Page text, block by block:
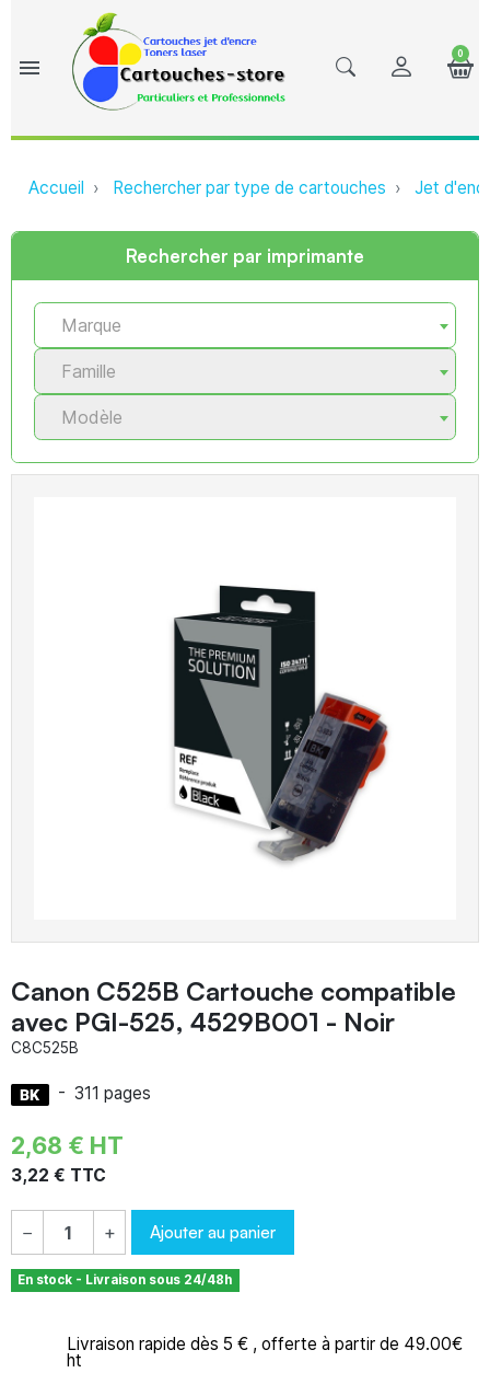
menu
0
Accueil Rechercher par type de cartouches Jet
Rechercher par imprimante
Marque
Famille
Modèle
Canon C525B Cartouche compatible
avec PGI-525, 4529B001 - Noir
C8C525B
- 311 pages
2,68 € HT
3,22 € TTC
− + Ajouter au panier
En stock - Livraison sous 24/48h
Livraison rapide dès 5 € , offerte à partir de 49.00€
ht